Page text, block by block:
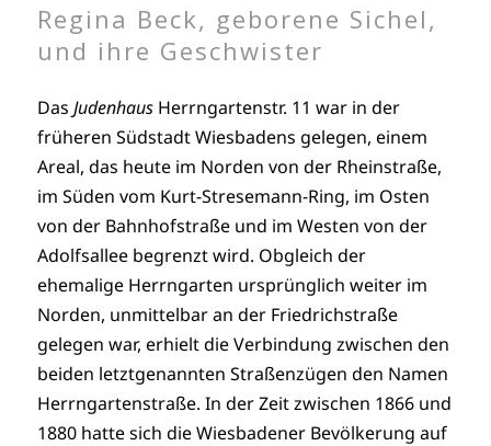
Regina Beck, geborene Sichel,
und ihre Geschwister
DasJudenhaus Herrngartenstr. 11 war in der
früheren Südstadt Wiesbadens gelegen, einem
Areal, das heute im Norden von der Rheinstraße,
im Süden vom Kurt-Stresemann-Ring, im Osten
von der Bahnhofstraße und im Westen von der
Adolfsallee begrenzt wird. Obgleich der
ehemalige Herrngarten ursprünglich weiter im
Norden, unmittelbar an der Friedrichstraße
gelegen war, erhielt die Verbindung zwischen den
beiden letztgenannten Straßenzügen den Namen
Herrngartenstraße. In der Zeit zwischen 1866 und
1880 hatte sich die Wiesbadener Bevölkerung auf